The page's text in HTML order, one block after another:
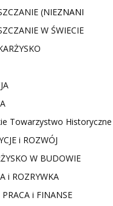
(NIEZNANI
W ŚWIECIE
Towarzystwo Historyczne
i ROZWÓJ
W BUDOWIE
i ROZRYWKA
i FINANSE